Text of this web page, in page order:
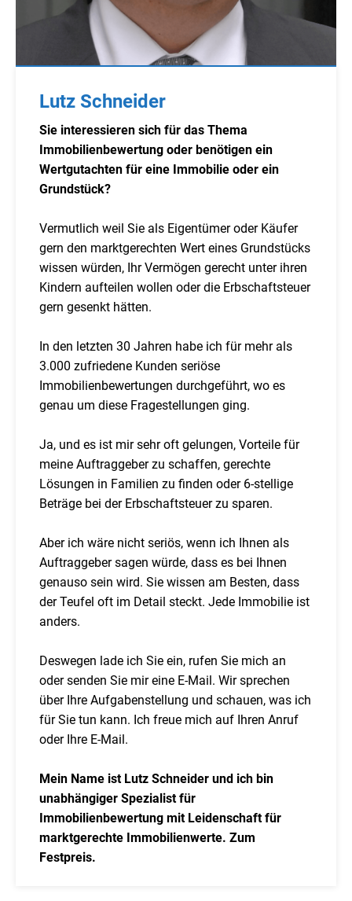
Lutz Schneider
Sie interessieren sich für das Thema
Immobilienbewertung oder benötigen ein
Wertgutachten für eine Immobilie oder ein
Grundstück?
Vermutlich weil Sie als Eigentümer oder Käufer
gern den marktgerechten Wert eines Grundstücks
wissen würden, Ihr Vermögen gerecht unter ihren
Kindern aufteilen wollen oder die Erbschaftsteuer
gern gesenkt hätten.
In den letzten 30 Jahren habe ich für mehr als
3.000 zufriedene Kunden seriöse
Immobilienbewertungen durchgeführt, wo es
genau um diese Fragestellungen ging.
Ja, und es ist mir sehr oft gelungen, Vorteile für
meine Auftraggeber zu schaffen, gerechte
Lösungen in Familien zu finden oder 6-stellige
Beträge bei der Erbschaftsteuer zu sparen.
Aber ich wäre nicht seriös, wenn ich Ihnen als
Auftraggeber sagen würde, dass es bei Ihnen
genauso sein wird. Sie wissen am Besten, dass
der Teufel oft im Detail steckt. Jede Immobilie ist
anders.
Deswegen lade ich Sie ein, rufen Sie mich an
oder senden Sie mir eine E-Mail. Wir sprechen
über Ihre Aufgabenstellung und schauen, was ich
für Sie tun kann. Ich freue mich auf Ihren Anruf
oder Ihre E-Mail.
Mein Name ist Lutz Schneider und ich bin
unabhängiger Spezialist für
Immobilienbewertung mit Leidenschaft für
marktgerechte Immobilienwerte. Zum
Festpreis.